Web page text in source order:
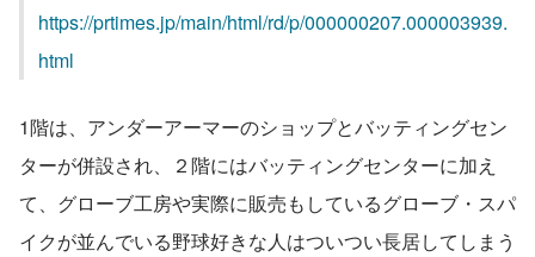
https://prtimes.jp/main/html/rd/p/000000207.000003939.
html
1階は、アンダーアーマーのショップとバッティングセン
ターが併設され、２階にはバッティングセンターに加え
て、グローブ工房や実際に販売もしているグローブ・スパ
イクが並んでいる野球好きな人はついつい長居してしまう